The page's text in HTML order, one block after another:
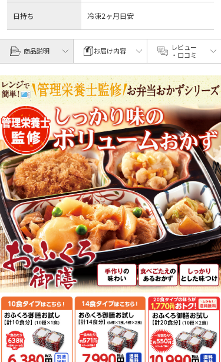
日持ち 冷凍2ヶ月目安
商品説明 お届け内容
レビュー
・口コミ